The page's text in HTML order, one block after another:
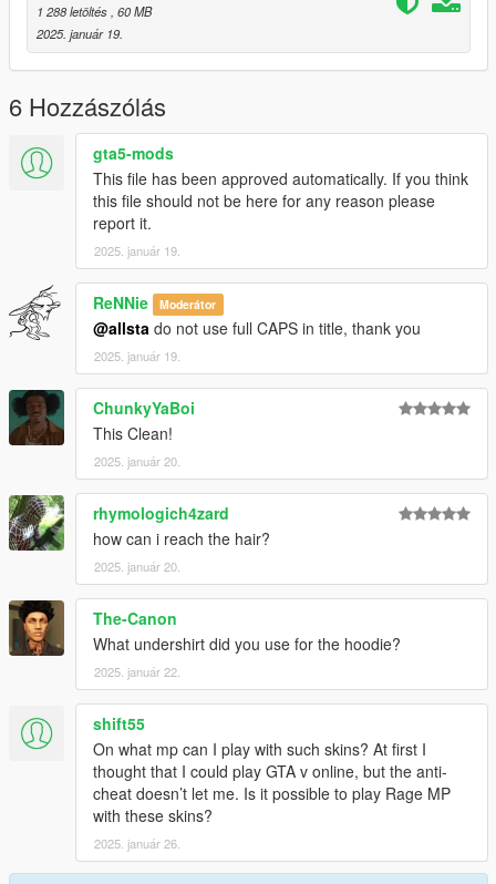
1 288 letöltés , 60 MB
2025. január 19.
6 Hozzászólás
gta5-mods
This file has been approved automatically. If you think
this file should not be here for any reason please
report it.
2025. január 19.
ReNNie Moderátor
@allsta do not use full CAPS in title, thank you
2025. január 19.
ChunkyYaBoi
This Clean!
2025. január 20.
rhymologich4zard
how can i reach the hair?
2025. január 20.
The-Canon
What undershirt did you use for the hoodie?
2025. január 22.
shift55
On what mp can I play with such skins? At first I
thought that I could play GTA v online, but the anti-
cheat doesn’t let me. Is it possible to play Rage MP
with these skins?
2025. január 26.